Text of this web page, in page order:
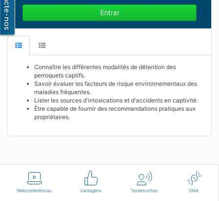
Webconferências Vantagens Testemunhos DNA
Entrar
Connaître les différentes modalités de détention des
perroquets captifs.
Savoir évaluer les facteurs de risque environnementaux des
maladies fréquentes.
Lister les sources d'intoxications et d'accidents en captivité.
Être capable de fournir des recommandations pratiques aux
propriétaires.
Português Termos de Utilização Contacte-nos